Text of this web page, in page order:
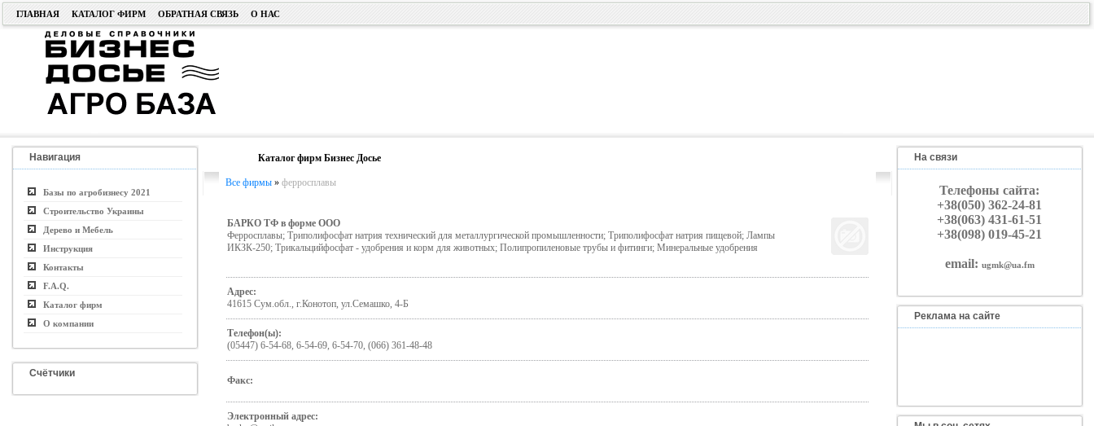
ГЛАВНАЯ КАТАЛОГ ФИРМ ОБРАТНАЯ СВЯЗЬ О НАС
Навигация
Базы по агробизнесу 2021
Строительство Украины
Дерево и Мебель
Инструкция
Контакты
F.A.Q.
Каталог фирм
О компании
Счётчики
Каталог фирм Бизнес Досье
Все фирмы» ферросплавы
БАРКО ТФ в форме ООО
Ферросплавы; Триполифосфат натрия технический для металлургической промышленности; Триполифосфат натрия пищевой; Лампы
ИКЗК-250; Трикальцийфосфат - удобрения и корм для животных; Полипропиленовые трубы и фитинги; Минеральные удобрения
Адрес:
41615 Сум.обл., г.Конотоп, ул.Семашко, 4-Б
Телефон(ы):
(05447) 6-54-68, 6-54-69, 6-54-70, (066) 361-48-48
Факс:
Электронный адрес:
На связи
Телефоны сайта:
+38(050) 362-24-81
+38(063) 431-61-51
+38(098) 019-45-21
email: ugmk@ua.fm
Реклама на сайте